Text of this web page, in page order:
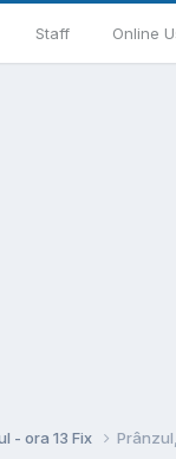
Staff Online
- ora 13 Fix